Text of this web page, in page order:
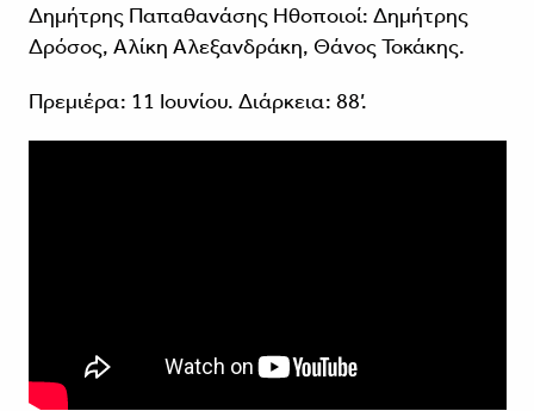
Δημήτρης Παπαθανάσης Ηθοποιοί: Δημήτρης
Δρόσος, Αλίκη Αλεξανδράκη, Θάνος Τοκάκης.
Πρεμιέρα: 11 Ιουνίου. Διάρκεια: 88’.